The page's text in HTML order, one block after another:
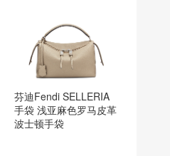
芬迪Fendi SELLERIA
手袋 浅亚麻色罗马皮革
波士顿手袋